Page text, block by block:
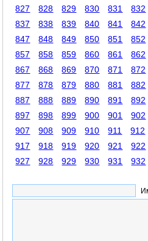
827
828 829 830 831 832
837
838 839 840 841 842
847
848 849 850 851 852
857
858 859 860 861 862
867
868 869 870 871 872
877
878 879 880 881 882
887
888 889 890 891 892
897
898 899 900 901 902
907
908 909 910 911 912
917
918 919 920 921 922
927
928 929 930 931 932